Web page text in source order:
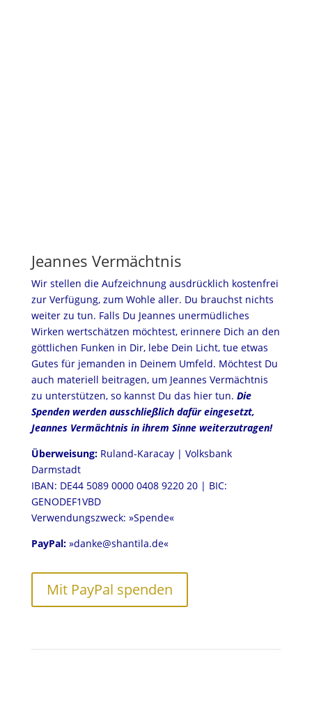
Jeannes Vermächtnis
Wir stellen die Aufzeichnung ausdrücklich kostenfrei
zur Verfügung, zum Wohle aller. Du brauchst nichts
weiter zu tun. Falls Du Jeannes unermüdliches
Wirken wertschätzen möchtest, erinnere Dich an den
göttlichen Funken in Dir, lebe Dein Licht, tue etwas
Gutes für jemanden in Deinem Umfeld. Möchtest Du
auch materiell beitragen, um Jeannes Vermächtnis
zu unterstützen, so kannst Du das hier tun. Die
Spenden werden ausschließlich dafür eingesetzt,
Jeannes Vermächtnis in ihrem Sinne weiterzutragen!
Überweisung: Ruland-Karacay | Volksbank
Darmstadt
IBAN: DE44 5089 0000 0408 9220 20 | BIC:
GENODEF1VBD
Verwendungszweck: »Spende«
PayPal:»danke@shantila.de«
Mit PayPal spenden